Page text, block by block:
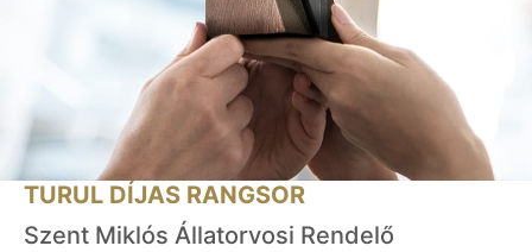
TURUL DÍJAS RANGSOR
Szent Miklós Állatorvosi Rendelő